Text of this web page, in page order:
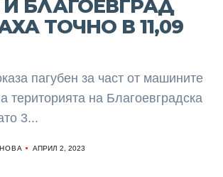
БЛАГОЕВГРАД
ТОЧНО В 11,09
пагубен за част от машините
територията на Благоевградска
3...
АПРИЛ 2, 2023